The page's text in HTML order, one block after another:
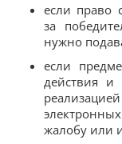
если право
за
нужно
если
действия и
жалобу или